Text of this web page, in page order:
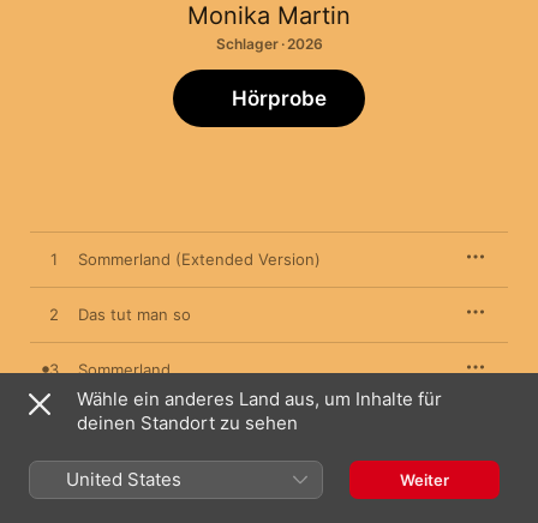
Monika Martin
Schlager · 2026
Hörprobe
1 Sommerland (Extended Version)
2 Das tut man so
3 Sommerland
Wenn wir uns wiederseh'n
Wähle ein anderes Land aus, um Inhalte für
deinen Standort zu sehen
United States Weiter